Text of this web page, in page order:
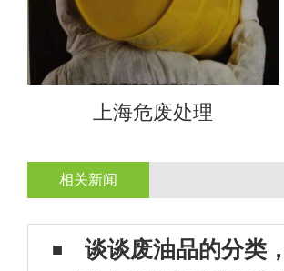
上海危废处理
相关新闻
谈谈废油品的分类